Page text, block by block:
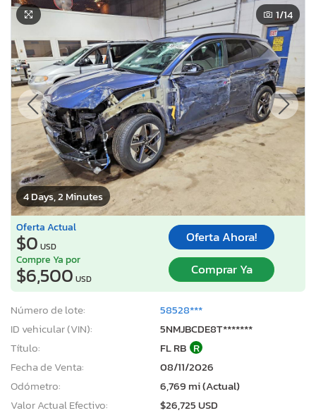
4 Days, 2 Minutes
1/14
Oferta Actual
$0 USD
Oferta Ahora!
Compre Ya por
$6,500 USD
Comprar Ya
Número de lote:
58528***
ID vehicular (VIN):
5NMJBCDE8T*******
Título:
FL RB R
Fecha de Venta:
08/11/2026
Odómetro:
6,769 mi (Actual)
Valor Actual Efectivo:
$26,725 USD